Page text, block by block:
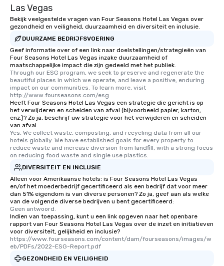
Las Vegas
Bekijk veelgestelde vragen van Four Seasons Hotel Las Vegas over
gezondheid en veiligheid, duurzaamheid en diversiteit en inclusie.
DUURZAME BEDRIJFSVOERING
Geef informatie over of een link naar doelstellingen/strategieën van
Four Seasons Hotel Las Vegas inzake duurzaamheid of
maatschappelijke impact die zijn gedeeld met het publiek.
Through our ESG program, we seek to preserve and regenerate the
beautiful places in which we operate, and leave a positive, enduring
impact on our communities. To learn more, visit
http://www.fourseasons.com/esg
Heeft Four Seasons Hotel Las Vegas een strategie die gericht is op
het verwijderen en scheiden van afval (bijvoorbeeld papier, karton,
enz.)? Zo ja, beschrijf uw strategie voor het verwijderen en scheiden
van afval.
Yes, We collect waste, composting, and recycling data from all our
hotels globally. We have established goals for every property to
reduce waste and increase diversion from landfill, with a strong focus
on reducing food waste and single use plastics.
DIVERSITEIT EN INCLUSIE
Alleen voor Amerikaanse hotels: is Four Seasons Hotel Las Vegas
en/of het moederbedrijf gecertificeerd als een bedrijf dat voor meer
dan 51% eigendom is van diverse personen? Zo ja, geef aan als welke
van de volgende diverse bedrijven u bent gecertificeerd:
Geen antwoord.
Indien van toepassing, kunt u een link opgeven naar het openbare
rapport van Four Seasons Hotel Las Vegas over de inzet en initiatieven
voor diversiteit, gelijkheid en inclusie?
https://www.fourseasons.com/content/dam/fourseasons/images/w
eb/PDFs/2022-ESG-Report.pdf
GEZONDHEID EN VEILIGHEID